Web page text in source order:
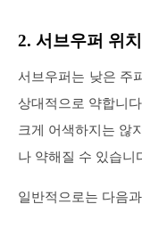
2. 서브우퍼 위
서브우퍼는 낮은 주
상대적으로 약합니
크게 어색하지는 않
나 약해질 수 있습니
일반적으로는 다음